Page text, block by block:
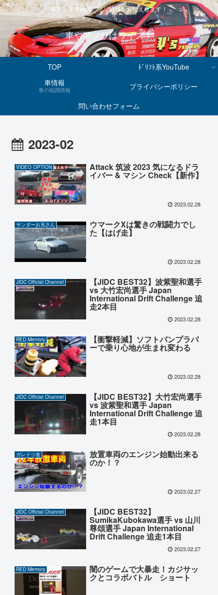
車やおすすめのアプリ情報をお伝えします！
車やアプリはワイズ！
TOP
ﾄﾞﾘﾌﾄ系YouTube
車情報
車の知識情報
プライバシーポリシー
問い合わせフォーム
2023-02
VIDEO OPTION Attack 筑波 2023 気になるドラ
イバー & マシン Check【新作】
2023.02.28
サンダーお兄さん ウマークXは驚きの戦闘力でし
た【はげ走】
2023.02.28
JIDC Official Channel 【JIDC BEST32】波紫聖和選手
vs 大竹宏尚選手 Japan
International Drift Challenge 追
走2本目
2023.02.28
RED Memory 【衝撃軽減】ソフトバンプラバ
ーで乗り心地が生まれ変わる
2023.02.28
JIDC Official Channel 【JIDC BEST32】大竹宏尚選手
vs 波紫聖和選手 Japan
International Drift Challenge 追
走1本目
2023.02.28
ガレドリ改 放置車両のエンジン始動出来る
のか！？
2023.02.27
JIDC Official Channel 【JIDC BEST32】
SumikaKubokawa選手 vs 山川
尊頌選手 Japan International
Drift Challenge 追走1本目
2023.02.27
RED Memory 闇のゲームで大暴走！カジサッ
クとコラボバトル ショート